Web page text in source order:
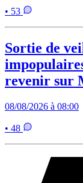
• 53
Sortie de
revenir sur
08/08/2026 à 08:00
• 48